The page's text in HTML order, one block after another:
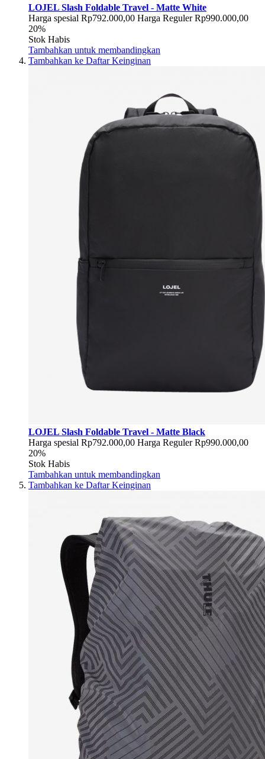
LOJEL Slash Foldable Travel - Matte White
Harga spesial Rp792.000,00 Harga Reguler Rp990.000,00
20%
Stok Habis
Tambahkan untuk membandingkan
Tambahkan ke Daftar Keinginan
LOJEL Slash Foldable Travel - Matte Black
Harga spesial Rp792.000,00 Harga Reguler Rp990.000,00
20%
Stok Habis
Tambahkan untuk membandingkan
Tambahkan ke Daftar Keinginan